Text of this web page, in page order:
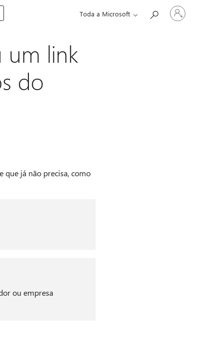
Toda a Microsoft
Entre
em
sua
um link
do
que já não precisa, como
ou empresa